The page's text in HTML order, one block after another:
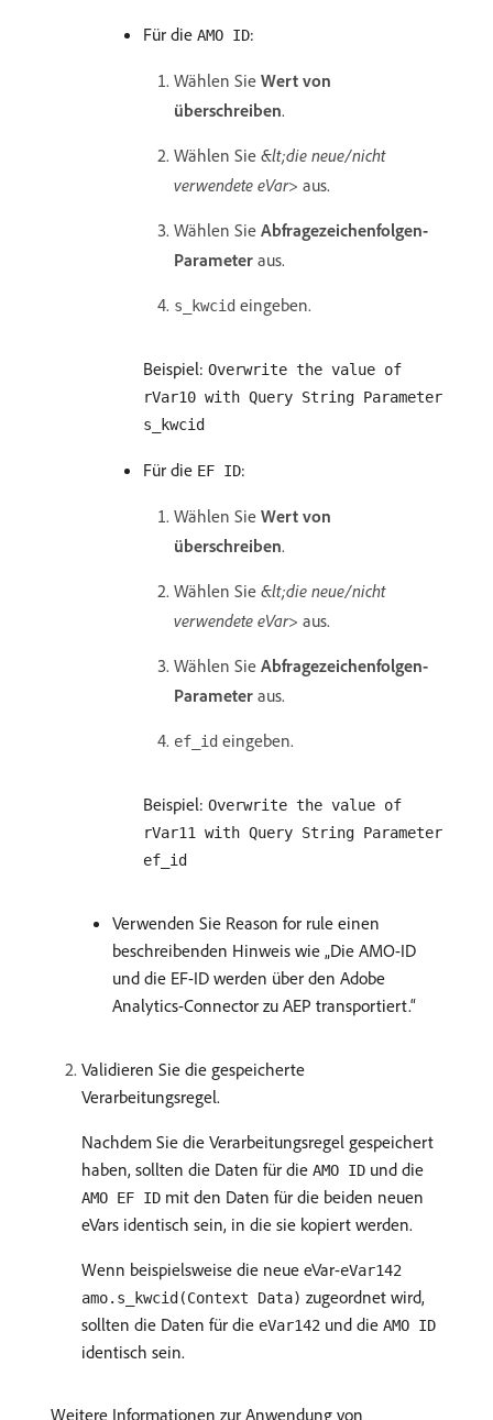
Für die AMO ID:
Wählen Sie Wert von
überschreiben.
Wählen Sie &lt;die neue/nicht
verwendete eVar> aus.
Wählen Sie Abfragezeichenfolgen-
Parameter aus.
s_kwcid eingeben.
Beispiel: Overwrite the value of
rVar10 with Query String Parameter
s_kwcid
Für die EF ID:
Wählen Sie Wert von
überschreiben.
Wählen Sie &lt;die neue/nicht
verwendete eVar> aus.
Wählen Sie Abfragezeichenfolgen-
Parameter aus.
ef_id eingeben.
Beispiel: Overwrite the value of
rVar11 with Query String Parameter
ef_id
Verwenden Sie Reason for rule einen
beschreibenden Hinweis wie „Die AMO-ID
und die EF-ID werden über den Adobe
Analytics-Connector zu AEP transportiert.“
Validieren Sie die gespeicherte
Verarbeitungsregel.
Nachdem Sie die Verarbeitungsregel gespeichert
haben, sollten die Daten für die AMO ID und die
AMO EF ID mit den Daten für die beiden neuen
eVars identisch sein, in die sie kopiert werden.
Wenn beispielsweise die neue eVar-eVar142
amo.s_kwcid(Context Data) zugeordnet wird,
sollten die Daten für die eVar142 und die AMO ID
identisch sein.
Weitere Informationen zur Anwendung von